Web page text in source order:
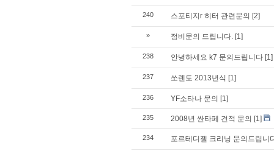
240 스포티지r 히터 관련문의 [2]
» 정비문의 드립니다. [1]
238 안녕하세요 k7 문의드립니다 [1]
237 쏘렌토 2013년식 [1]
236 YF소타나 문의 [1]
235 2008년 싼타페 견적 문의 [1]
234 포르테디젤 크리닝 문의드립니